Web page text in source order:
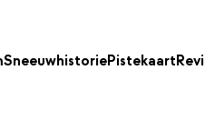
SneeuwhistoriePistekaart